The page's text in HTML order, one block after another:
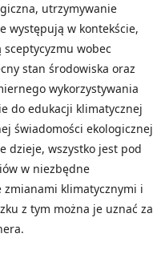
utrzymywanie
występują w kontekście,
wobec
stan środowiska oraz
wykorzystywania
do edukacji klimatycznej
świadomości ekologicznej
dzieje, wszystko jest pod
w niezbędne
klimatycznymi i
z tym można je uznać za